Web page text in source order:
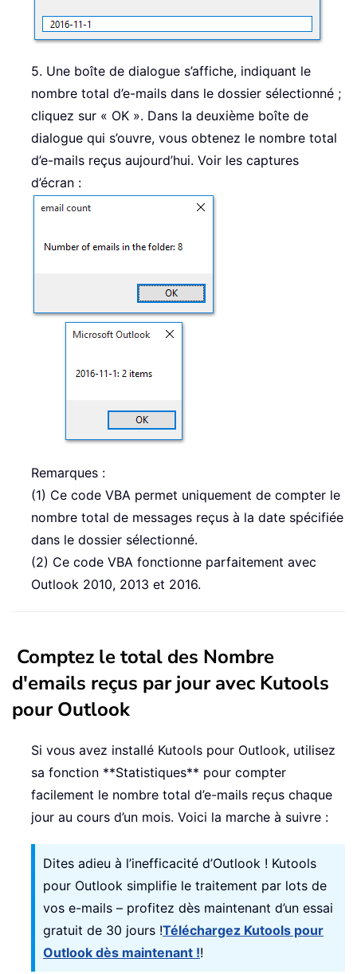
5. Une boîte de dialogue s’affiche, indiquant le
nombre total d’e-mails dans le dossier sélectionné ;
cliquez sur « OK ». Dans la deuxième boîte de
dialogue qui s’ouvre, vous obtenez le nombre total
d’e-mails reçus aujourd’hui. Voir les captures
d’écran :
Remarques :
(1) Ce code VBA permet uniquement de compter le
nombre total de messages reçus à la date spécifiée
dans le dossier sélectionné.
(2) Ce code VBA fonctionne parfaitement avec
Outlook 2010, 2013 et 2016.
Comptez le total des Nombre
d'emails reçus par jour avec Kutools
pour Outlook
Si vous avez installé Kutools pour Outlook, utilisez
sa fonction **Statistiques** pour compter
facilement le nombre total d’e-mails reçus chaque
jour au cours d’un mois. Voici la marche à suivre :
Dites adieu à l’inefficacité d’Outlook ! Kutools
pour Outlook simplifie le traitement par lots de
vos e-mails – profitez dès maintenant d’un essai
gratuit de 30 jours !Téléchargez Kutools pour
Outlook dès maintenant !!